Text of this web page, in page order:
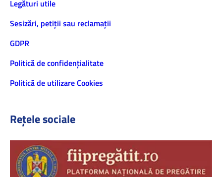
Legături utile
Sesizări, petiţii sau reclamații
GDPR
Politică de confidenţialitate
Politică de utilizare Cookies
Rețele sociale